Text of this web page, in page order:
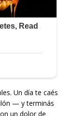
Un día te caés
— y terminás
un dolor de